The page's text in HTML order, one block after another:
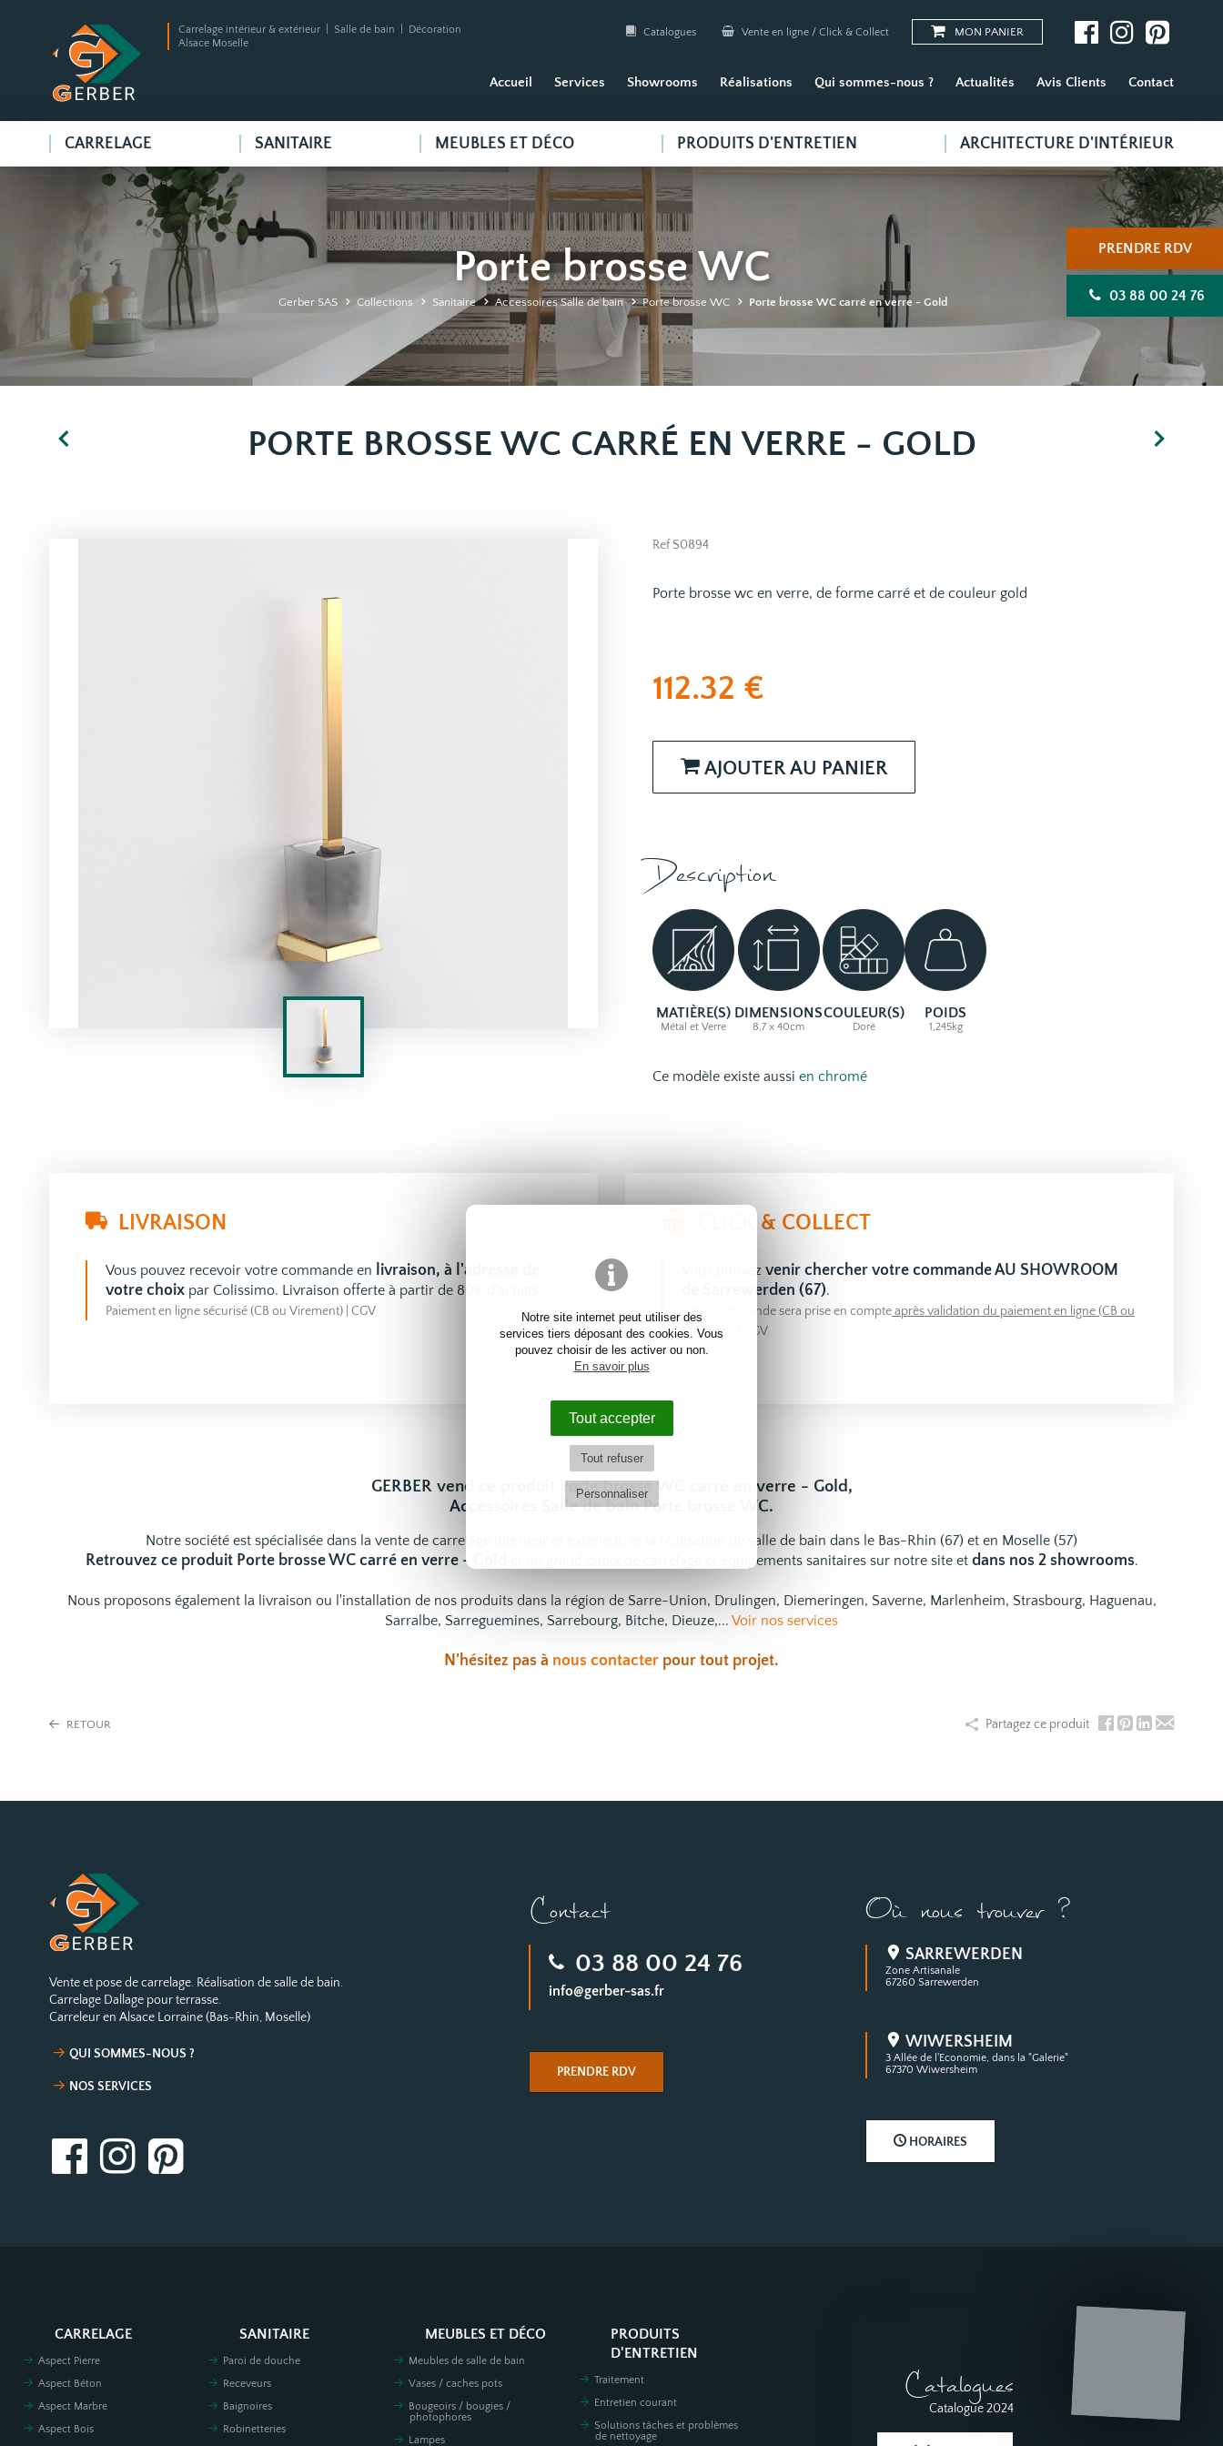
Notre site internet peut utiliser des
services tiers déposant des cookies. Vous
pouvez choisir de les activer ou non.
En savoir plus
Tout accepter
Tout refuser
Personnaliser
Carrelage intérieur & extérieur | Salle de bain | Décoration
Alsace Moselle
Catalogues Vente en ligne / Click & Collect MON PANIER
Accueil Services Showrooms Réalisations Qui sommes-nous ? Actualités Avis Clients Contact
CARRELAGE SANITAIRE MEUBLES ET DÉCO PRODUITS D'ENTRETIEN ARCHITECTURE D'INTÉRIEUR
PRENDRE RDV
03 88 00 24 76
Porte brosse WC
Gerber SAS Collections Sanitaire Accessoires Salle de bain Porte brosse WC Porte brosse WC carré en verre - Gold
PORTE BROSSE WC CARRÉ EN VERRE - GOLD
Ref S0894
Porte brosse wc en verre, de forme carré et de couleur gold
112.32 €
AJOUTER AU PANIER
Description
MATIÈRE(S)
Métal et Verre
DIMENSIONS
8,7 x 40cm
COULEUR(S)
Doré
POIDS
1,245kg
Ce modèle existe aussi en chromé
LIVRAISON
Vous pouvez recevoir votre commande en livraison, à l'adresse de
votre choixpar Colissimo. Livraison offerte à partir de 80€ d'achats.
Paiement en ligne sécurisé (CB ou Virement)| CGV
CLICK & COLLECT
Vous pouvez venir chercher votre commande AU SHOWROOM
de Sarrewerden (67).
Votre commande sera prise en compteaprès validation du paiement en ligne (CB ou
Virement)
CGV
GERBER vend ce produit Porte brosse WC carré en verre - Gold,
Accessoires Salle de bain Porte brosse WC.
Notre société est spécialisée dans la vente de carrelage intérieur et extérieur, et la réalisation de salle de bain dans le Bas-Rhin (67) et en Moselle (57)
Retrouvez ce produit Porte brosse WC carré en verre - Gold équipements sanitairessur notre site et dans nos 2 showrooms.
Nous proposons également la livraison ou l'installation de nos produits dans la région de Sarre-Union, Drulingen, Diemeringen, Saverne, Marlenheim, Strasbourg, Haguenau,
Sarralbe, Sarreguemines, Sarrebourg, Bitche, Dieuze,... Voir nos services
N'hésitez pas à nous contacter pour tout projet.
RETOUR Partagez ce produit
Vente et pose de carrelage. Réalisation de salle de bain.
Carrelage Dallage pour terrasse.
Carreleur en Alsace Lorraine (Bas-Rhin, Moselle)
QUI SOMMES-NOUS ?
NOS SERVICES
Contact
03 88 00 24 76
info@gerber-sas.fr
PRENDRE RDV
Où nous trouver ?
SARREWERDEN
Zone Artisanale
67260 Sarrewerden
WIWERSHEIM
3 Allée de l'Economie, dans la "Galerie"
67370 Wiwersheim
HORAIRES
CARRELAGE
Aspect Pierre
Aspect Béton
Aspect Marbre
Aspect Bois
SANITAIRE
Paroi de douche
Receveurs
Baignoires
Robinetteries
MEUBLES ET DÉCO
Meubles de salle de bain
Vases / caches pots
Bougeoirs / bougies /
photophores
Lampes
PRODUITS
D'ENTRETIEN
Traitement
Entretien courant
Solutions tâches et problèmes
de nettoyage
Catalogues
Catalogue 2024